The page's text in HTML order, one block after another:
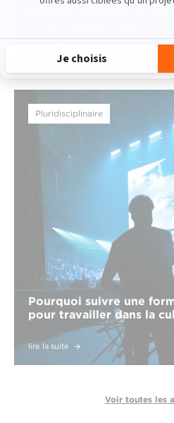
lire la suite
Pluridisciplinaire
Pourquoi suivre une
pour travailler dans la
lire la suite
Voir toutes les